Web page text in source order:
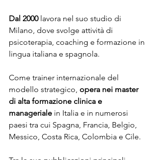
Dal 2000 lavora nel suo studio di
Milano, dove svolge attività di
psicoterapia, coaching e formazione in
lingua italiana e spagnola.
Come trainer internazionale del
modello strategico, opera nei master
di alta formazione clinica e
manageriale in Italia e in numerosi
paesi tra cui Spagna, Francia, Belgio,
Messico, Costa Rica, Colombia e Cile.